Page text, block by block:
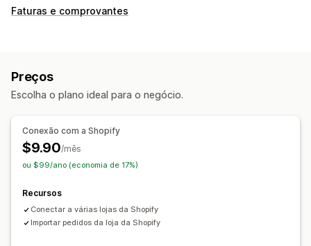
Faturas e comprovantes
Preços
Escolha o plano ideal para o negócio.
Conexão com a Shopify
$9.90/mês
ou $99/ano (economia de 17%)
Recursos
Conectar a várias lojas da Shopify
Importar pedidos da loja da Shopify